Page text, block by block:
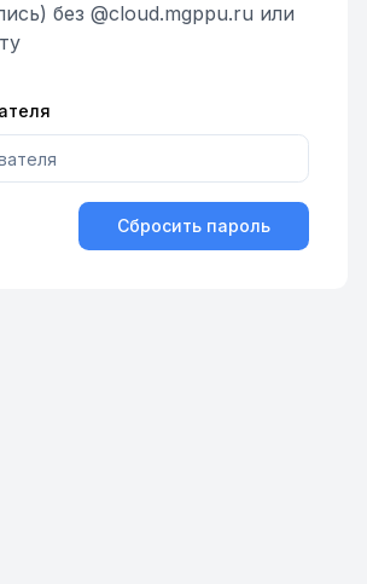
без @cloud.mgppu.ru или
Сбросить пароль